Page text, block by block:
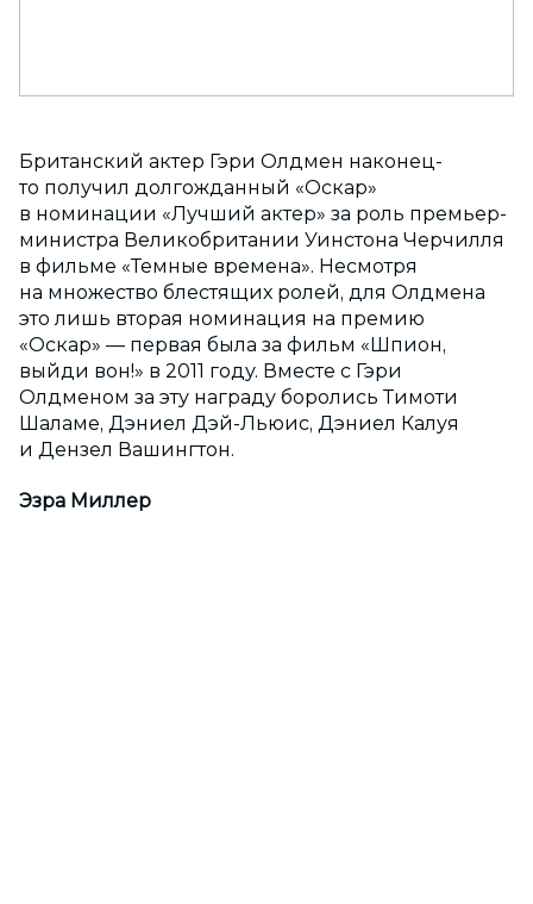
Британский актер Гэри Олдмен наконец-
то получил долгожданный «Оскар»
в номинации «Лучший актер» за роль премьер-
министра Великобритании Уинстона Черчилля
в фильме «Темные времена». Несмотря
на множество блестящих ролей, для Олдмена
это лишь вторая номинация на премию
«Оскар» — первая была за фильм «Шпион,
выйди вон!» в 2011 году. Вместе с Гэри
Олдменом за эту награду боролись Тимоти
Шаламе, Дэниел Дэй-Льюис, Дэниел Калуя
и Дензел Вашингтон.
Эзра Миллер